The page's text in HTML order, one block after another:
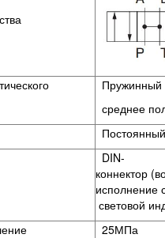
Пружинный
среднее
DIN-
коннектор
световой
25МПа